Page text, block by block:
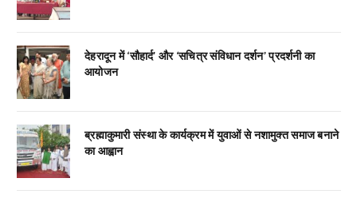
देहरादून में ‘सौहार्द’ और ‘सचित्र संविधान दर्शन’ प्रदर्शनी का
आयोजन
ब्रह्माकुमारी संस्था के कार्यक्रम में युवाओं से नशामुक्त समाज बनाने
का आह्वान